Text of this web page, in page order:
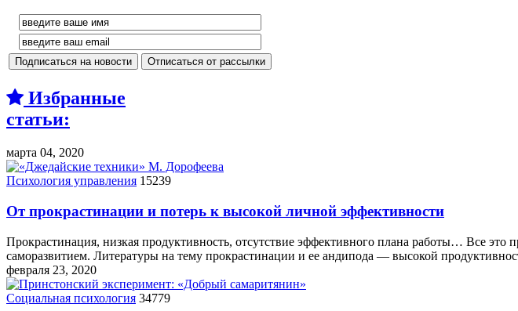
Избранные
статьи:
марта 04, 2020
Психология управления 15239
От прокрастинации и потерь к высокой личной эффективности
Прокрастинация, низкая продуктивность, отсутствие эффективного плана работы… Все
саморазвитием. Литературы на тему прокрастинации и ее андипода — высокой
февраля 23, 2020
Социальная психология 34779